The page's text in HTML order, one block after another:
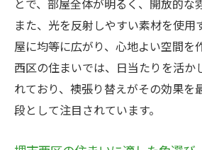
とで、部屋全体が明るく、開放的な
また、光を反射しやすい素材を使用
屋に均等に広がり、心地よい空間を
西区の住まいでは、日当たりを活か
れており、襖張り替えがその効果を
段として注目されています。